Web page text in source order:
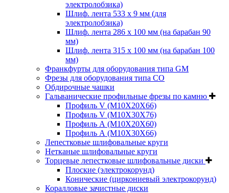
электролобзика)
Шлиф. лента 533 х 9 мм (для
электролобзика)
Шлиф. лента 286 х 100 мм (на барабан 90
мм)
Шлиф. лента 315 х 100 мм (на барабан 100
мм)
Франкфурты для оборудования типа GM
Фрезы для оборудования типа СО
Обдирочные чашки
Гальванические профильные фрезы по камню
Профиль V (M10X20X66)
Профиль V (M10X30X76)
Профиль А (М10Х20Х60)
Профиль А (М10Х30Х66)
Лепестковые шлифовальные круги
Нетканые шлифовальные круги
Торцевые лепестковые шлифовальные диски
Плоские (электрокорунд)
Конические (циркониевый электрокорунд)
Коралловые зачистные диски